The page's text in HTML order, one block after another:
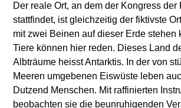
Der reale Ort, an dem der Kongress der
stattfindet, ist gleichzeitig der fiktivste
mit zwei Beinen auf dieser Erde stehen
Tiere können hier reden. Dieses Land
Albträume heisst Antarktis. In der von
Meeren umgebenen Eiswüste leben
Dutzend Menschen. Mit raffinierten
beobachten sie die beunruhigenden